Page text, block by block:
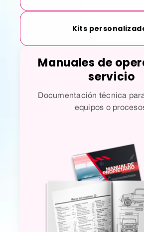
Kits
Manuales de
servicio
Documentación técnica
equipos o